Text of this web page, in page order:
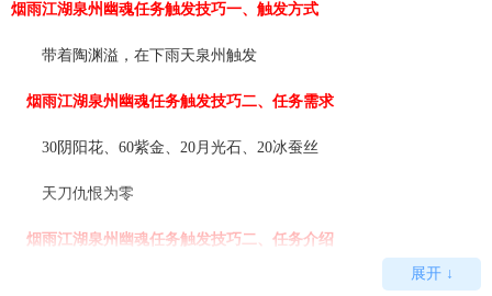
烟雨江湖泉州幽魂任务触发技巧一、触发方式
带着陶渊溢，在下雨天泉州触发
烟雨江湖泉州幽魂任务触发技巧二、任务需求
30阴阳花、60紫金、20月光石、20冰蚕丝
天刀仇恨为零
烟雨江湖泉州幽魂任务触发技巧二、任务介绍
成功触发后，陶离队大概十分钟，然后落霞镇陶原来的家里(马厩
展开 ↓